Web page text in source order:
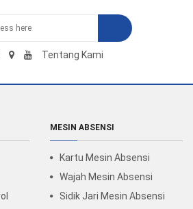
Tentang Kami
MESIN ABSENSI
Kartu Mesin Absensi
Wajah Mesin Absensi
Sidik Jari Mesin Absensi